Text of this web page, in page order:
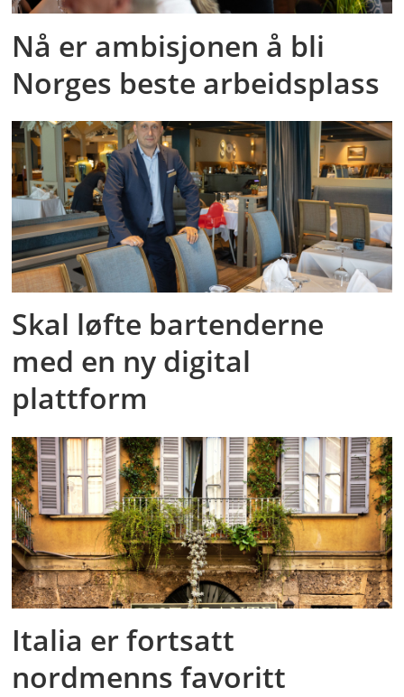
Nå er ambisjonen å bli
Norges beste arbeidsplass
Skal løfte bartenderne
med en ny digital
plattform
Italia er fortsatt
nordmenns favoritt